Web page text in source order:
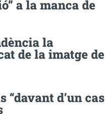
a la manca de
la
de la imatge de
d’un cas